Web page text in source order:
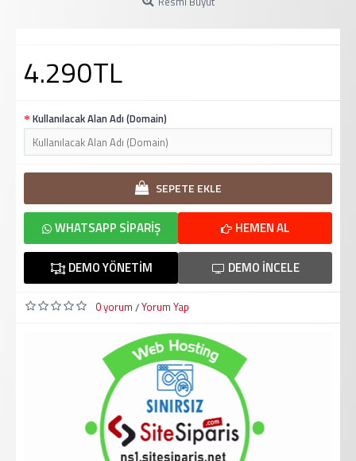
4.290TL
Kullanılacak Alan Adı (Domain)
SEPETE EKLE
HEMEN AL
WHATSAPP SIPARIŞ
DEMO İNCELE
DEMO YÖNETIM
0 yorum /Yorum Yap